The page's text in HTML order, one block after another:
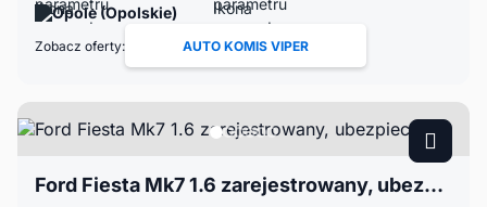
Opole (Opolskie)
Zobacz oferty: AUTO KOMIS VIPER
Ford Fiesta Mk7 1.6 zarejestrowany, ubezpieczony